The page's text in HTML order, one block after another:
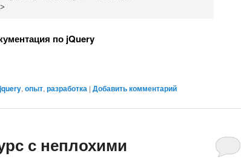
по jQuery
jquery, опыт, разработка | Добавить комментарий
с неплохими